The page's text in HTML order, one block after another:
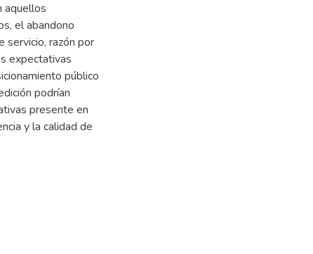
aquellos
el abandono
servicio, razón por
expectativas
público
podrían
presente en
y la calidad de